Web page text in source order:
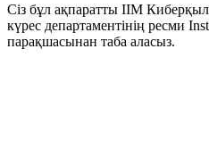
Сіз бұл ақпаратты ІІМ
күрес департаментінің ресми
парақшасынан таба аласыз.